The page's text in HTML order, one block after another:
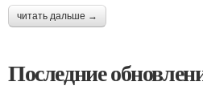
читать дальше →
Последние